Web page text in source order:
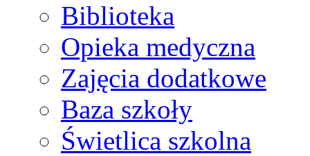
Biblioteka
Opieka medyczna
Zajęcia dodatkowe
Baza szkoły
Świetlica szkolna